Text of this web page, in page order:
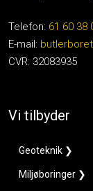
Telefon: 61 60 38
E-mail:
CVR: 32083935
Vi tilbyder
Geoteknik ❯
Miljøboringer ❯